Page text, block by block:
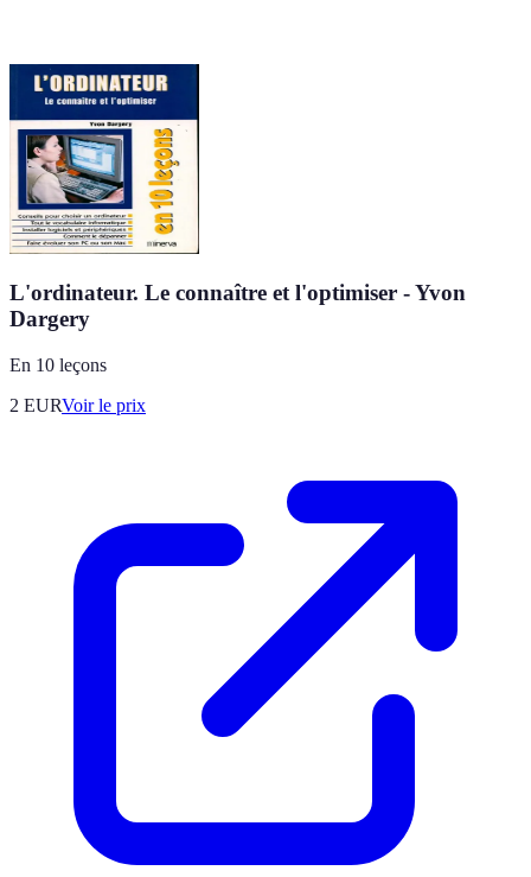
L'ordinateur. Le connaître et l'optimiser - Yvon
Dargery
En 10 leçons
2 EURVoir le prix